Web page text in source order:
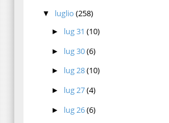
▼ luglio (258)
► lug 31(10)
► lug 30(6)
► lug 28(10)
► lug 27(4)
► lug 26(6)